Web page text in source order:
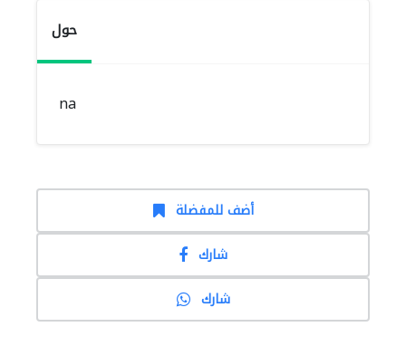
حول
na
أضف للمفضلة
شارك
شارك